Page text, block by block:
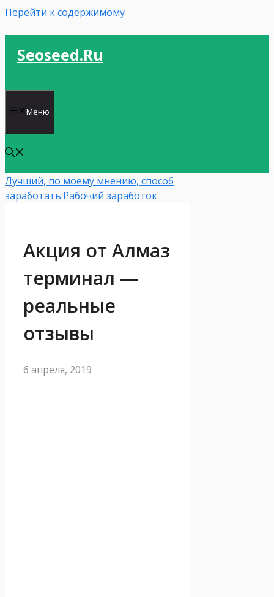
Перейти к содержимому
Seoseed.ru
Меню
Лучший, по моему мнению, способ
заработать:Рабочий заработок
Акция от Алмаз
терминал —
реальные
отзывы
6 апреля, 2019